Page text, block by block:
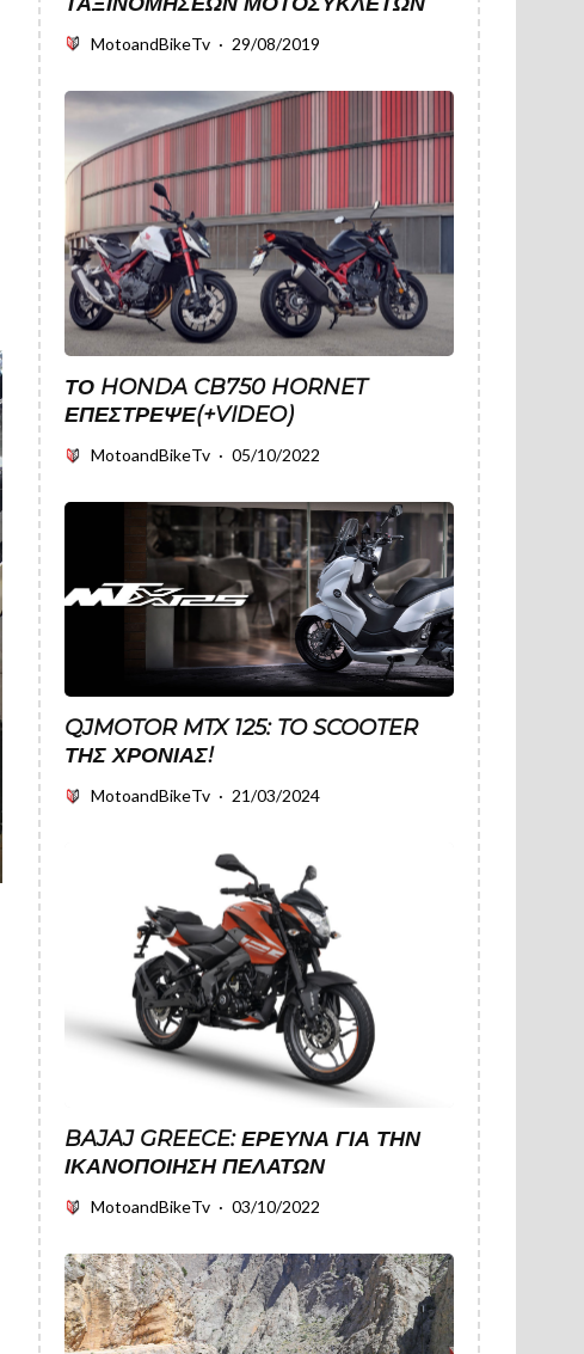
MotoandBikeTv · 29/08/2019
ΤΟ HONDA CB750 HORNET
ΕΠΈΣΤΡΕΨΕ(+VIDEO)
MotoandBikeTv · 05/10/2022
QJMOTOR MTX 125: TO SCOOTER
ΤΗΣ ΧΡΟΝΙΑΣ!
MotoandBikeTv · 21/03/2024
BAJAJ GREECE: ΈΡΕΥΝΑ ΓΙΑ ΤΗΝ
ΙΚΑΝΟΠΟΊΗΣΗ ΠΕΛΑΤΏΝ
MotoandBikeTv · 03/10/2022